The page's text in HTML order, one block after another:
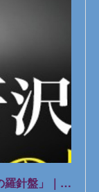
冴沢鐘己公式メールマガジン「情熱の羅針盤」｜冴沢鐘己｜note